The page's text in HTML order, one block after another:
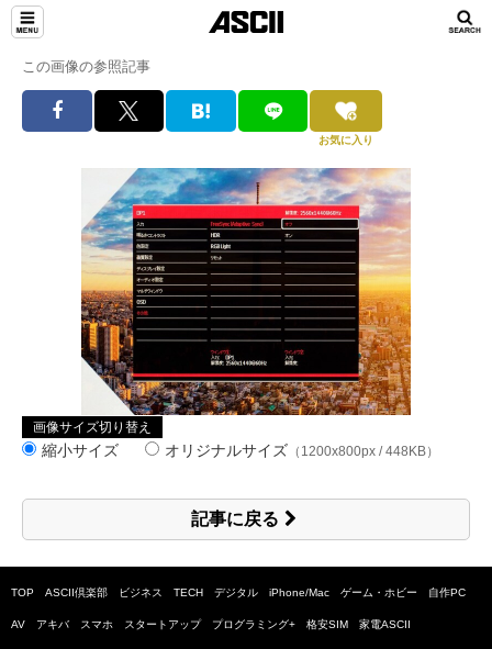
この画像の参照記事
お気に入り
画像サイズ切り替え
縮小サイズ オリジナルサイズ （1200x800px / 448KB）
記事に戻る
TOP ASCII倶楽部 ビジネス TECH デジタル iPhone/Mac ゲーム・ホビー 自作PC
AV アキバ スマホ スタートアップ プログラミング+ 格安SIM 家電ASCII